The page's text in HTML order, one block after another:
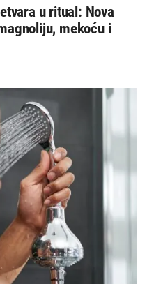
u ritual: Nova
mekoću i